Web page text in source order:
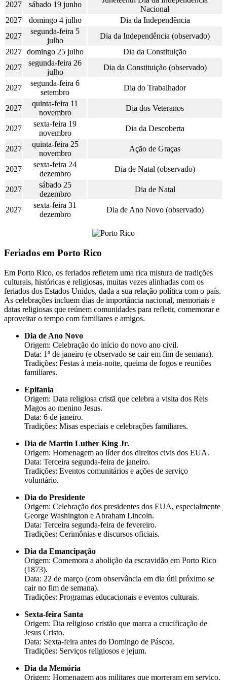
2027 sábado 19 junho
Nacional
2027
domingo 4 julho
Dia da Independência
2027
segunda-feira 5
julho
Dia da Independência (observado)
2027 domingo 25 julho
Dia da Constituição
2027
segunda-feira 26
julho
Dia da Constituição (observado)
2027
segunda-feira 6
setembro
Dia do Trabalhador
2027
quinta-feira 11
novembro
Dia dos Veteranos
2027
sexta-feira 19
novembro
Dia da Descoberta
2027
quinta-feira 25
novembro
Ação de Graças
2027
sexta-feira 24
dezembro
Dia de Natal (observado)
2027
sábado 25
dezembro
Dia de Natal
2027
sexta-feira 31
dezembro
Dia de Ano Novo (observado)
Feriados em Porto Rico
Em Porto Rico, os feriados refletem uma rica mistura de tradições
culturais, históricas e religiosas, muitas vezes alinhadas com os
feriados dos Estados Unidos, dada a sua relação política com o país.
As celebrações incluem dias de importância nacional, memoriais e
datas religiosas que reúnem comunidades para refletir, comemorar e
aproveitar o tempo com familiares e amigos.
Dia de Ano Novo
Origem: Celebração do início do novo ano civil.
Data: 1º de janeiro (e observado se cair em fim de semana).
Tradições: Festas à meia-noite, queima de fogos e reuniões
familiares.
Epifania
Origem: Data religiosa cristã que celebra a visita dos Reis
Magos ao menino Jesus.
Data: 6 de janeiro.
Tradições: Misas especiais e celebrações familiares.
Dia de Martin Luther King Jr.
Origem: Homenagem ao líder dos direitos civis dos EUA.
Data: Terceira segunda-feira de janeiro.
Tradições: Eventos comunitários e ações de serviço
voluntário.
Dia do Presidente
Origem: Celebração dos presidentes dos EUA, especialmente
George Washington e Abraham Lincoln.
Data: Terceira segunda-feira de fevereiro.
Tradições: Cerimônias e discursos oficiais.
Dia da Emancipação
Origem: Comemora a abolição da escravidão em Porto Rico
(1873).
Data: 22 de março (com observância em dia útil próximo se
cair no fim de semana).
Tradições: Programas educacionais e eventos culturais.
Sexta-feira Santa
Origem: Dia religioso cristão que marca a crucificação de
Jesus Cristo.
Data: Sexta-feira antes do Domingo de Páscoa.
Tradições: Serviços religiosos e jejum.
Dia da Memória
Origem: Homenagem aos militares que morreram em serviço.